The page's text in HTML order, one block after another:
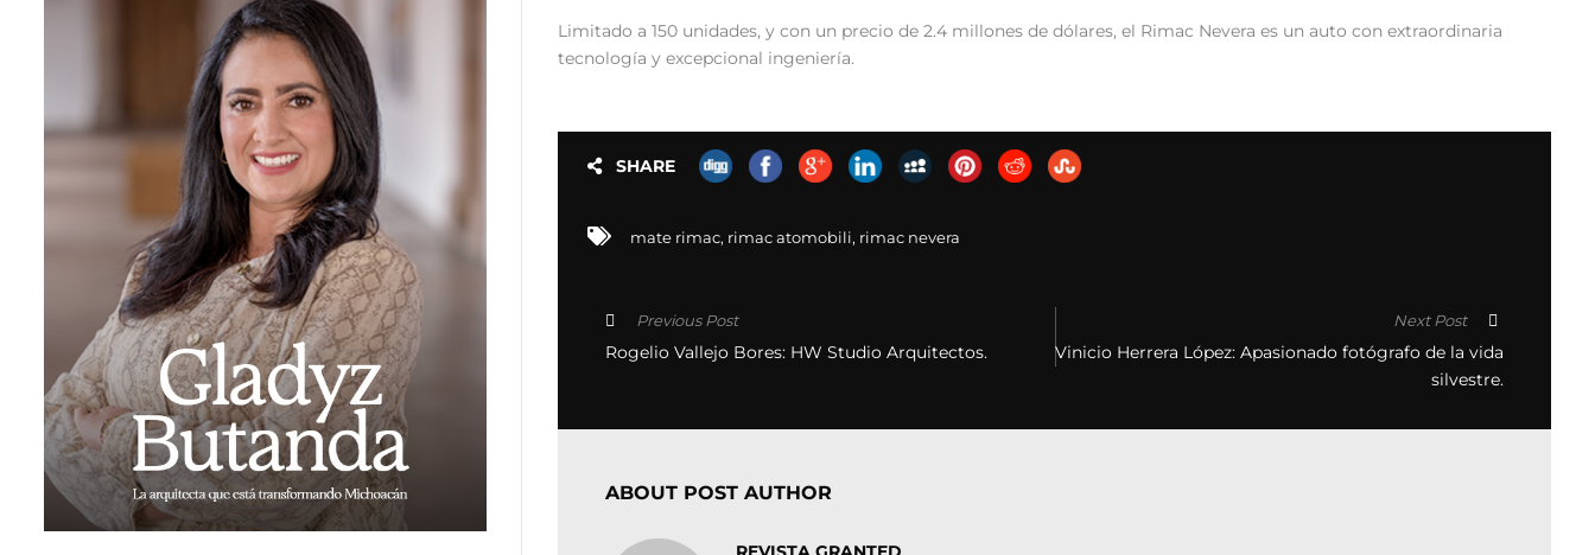
Limitado a 150 unidades, y con un precio de 2.4 millones de dólares, el Rimac Nevera es un auto con extraordinaria
tecnología y excepcional ingeniería.
SHARE
mate rimac, rimac atomobili, rimac nevera
Previous Post
Rogelio Vallejo Bores: HW Studio Arquitectos.
Next Post
Vinicio Herrera López: Apasionado fotógrafo de la vida
silvestre.
ABOUT POST AUTHOR